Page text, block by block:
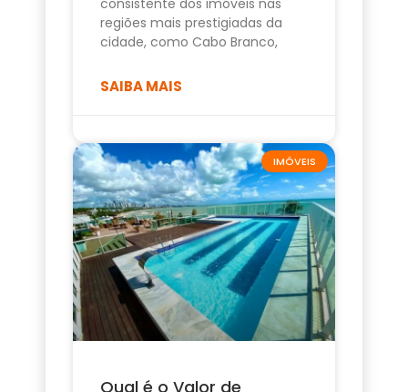
consistente dos imóveis nas
regiões mais prestigiadas da
cidade, como Cabo Branco,
SAIBA MAIS
IMÓVEIS
Qual é o Valor de